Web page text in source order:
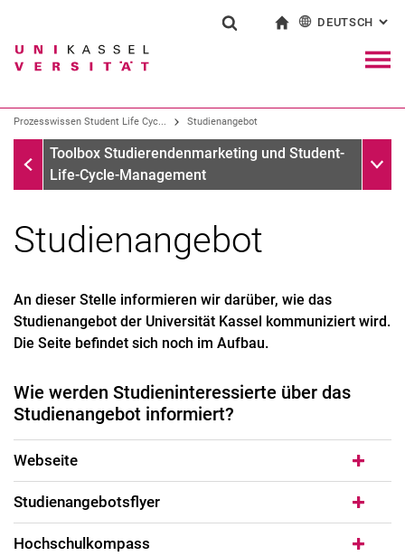
Springe direkt zu: Inhalt
Springe direkt zu: Suche
Springe direkt zu:
Suchbegriff
Suchmaschine
Suchen (öffnet externen Link in einem
DEUTSCH :
Prozesswissen Student Life Cyc... Studienangebot
Prozesswissen Student Life Cycle
Toolbox Studierendenmarketing und Student-
Life-Cycle-Management
Student Life Cycle bei Internationalen
Studienorientierung
Studienentscheidung
Bewerbungsphase
Studienangebot
An dieser Stelle informieren wir darüber, wie das
Studienangebot der Universität Kassel kommuniziert wird.
Die Seite befindet sich noch im Aufbau.
Wie werden Studieninteressierte über das
Studienangebot informiert?
Webseite
Studienangebotsflyer
Hochschulkompass